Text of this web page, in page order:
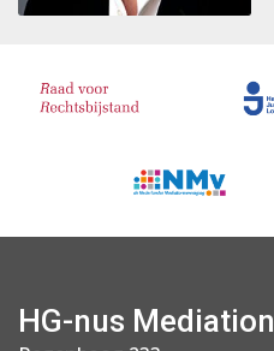
HG-nus Mediation